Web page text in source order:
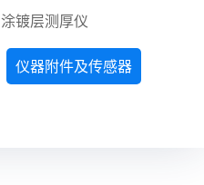
涂镀层测厚仪
仪器附件及传感器